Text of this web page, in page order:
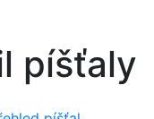
píšťaly